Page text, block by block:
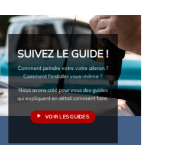
SUIVEZ LE GUIDE !
Comment peindre votre votre aileron ?
Comment l'installer vous-même ?
Nous avons créé pour vous des guides
qui expliquent en détail comment faire.
VOIR LES GUIDES